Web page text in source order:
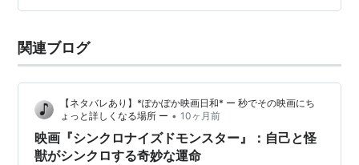
再出発を図るヒューマンドラマの始まり、みたいな序盤
なるのが面白い。だがその後がいけなかった。 主人公
は、韓…
関連ブログ
【ネタバレあり】*ぽかぽか映画日和* ー 秒でその映画にち
ょっと詳しくなる場所 ー • 10ヶ月前
映画『シンクロナイズドモンスター』：自己と怪
獣がシンクロする奇妙な運命